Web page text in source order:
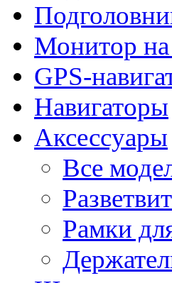
Монитор на
GPS-
Навигаторы
Аксессуары
Все
Рамки